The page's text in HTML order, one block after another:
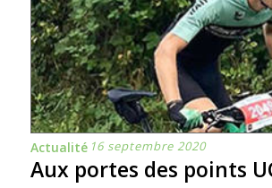
Actualité 16 septembre 2020
Aux portes des points